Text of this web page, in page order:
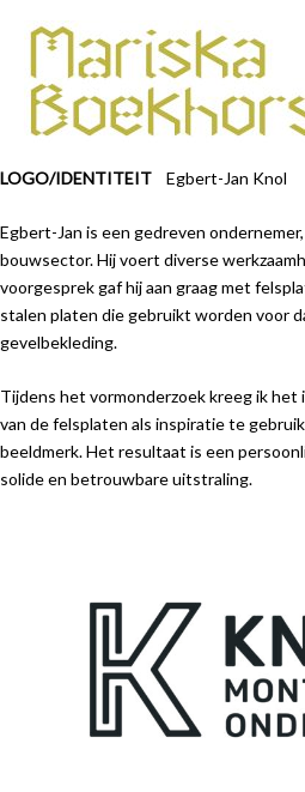
inhoud
LOGO/IDENTITEIT Egbert-Jan Knol
Egbert-Jan is een gedreven
bouwsector. Hij voert diverse
voorgesprek gaf hij aan graag met
stalen platen die gebruikt worden voor
gevelbekleding.
Tijdens het vormonderzoek kreeg ik het
van de felsplaten als inspiratie te
beeldmerk. Het resultaat is een
solide en betrouwbare uitstraling.